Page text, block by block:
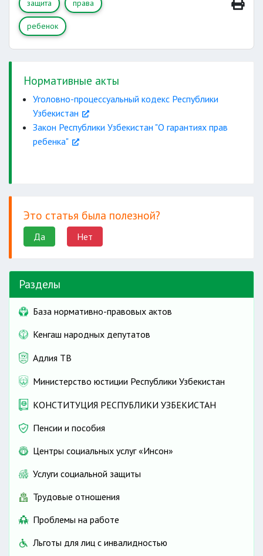
защита права
ребенок
Нормативные акты
Уголовно-процессуальный кодекс Республики
Узбекистан
Закон Республики Узбекистан "О гарантиях прав
ребенка"
Это статья была полезной?
Да Нет
Разделы
База нормативно-правовых актов
Кенгаш народных депутатов
Адлия ТВ
Министерство юстиции Республики Узбекистан
КОНСТИТУЦИЯ РЕСПУБЛИКИ УЗБЕКИСТАН
Пенсии и пособия
Центры социальных услуг «Инсон»
Услуги социальной защиты
Трудовые отношения
Проблемы на работе
Льготы для лиц с инвалидностью